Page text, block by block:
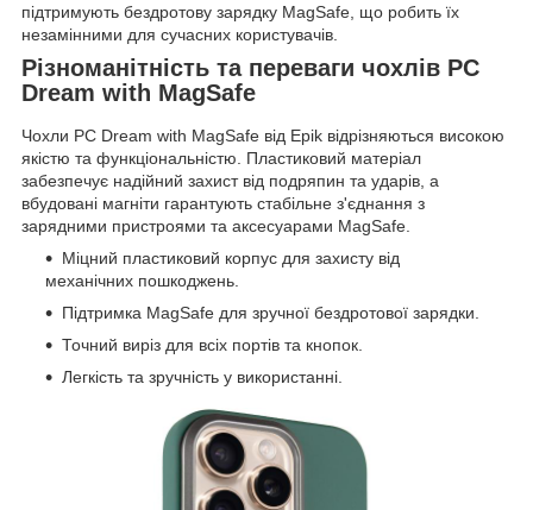
підтримують бездротову зарядку MagSafe, що робить їх
незамінними для сучасних користувачів.
Різноманітність та переваги чохлів PC
Dream with MagSafe
Чохли PC Dream with MagSafe від Epik відрізняються високою
якістю та функціональністю. Пластиковий матеріал
забезпечує надійний захист від подряпин та ударів, а
вбудовані магніти гарантують стабільне з'єднання з
зарядними пристроями та аксесуарами MagSafe.
Міцний пластиковий корпус для захисту від
механічних пошкоджень.
Підтримка MagSafe для зручної бездротової зарядки.
Точний виріз для всіх портів та кнопок.
Легкість та зручність у використанні.